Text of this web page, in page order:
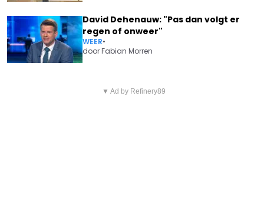
David Dehenauw: "Pas dan volgt er
regen of onweer"
WEER•
doorFabian Morren
WOUT VAN AERT DEELT
▼ Ad by Refinery89